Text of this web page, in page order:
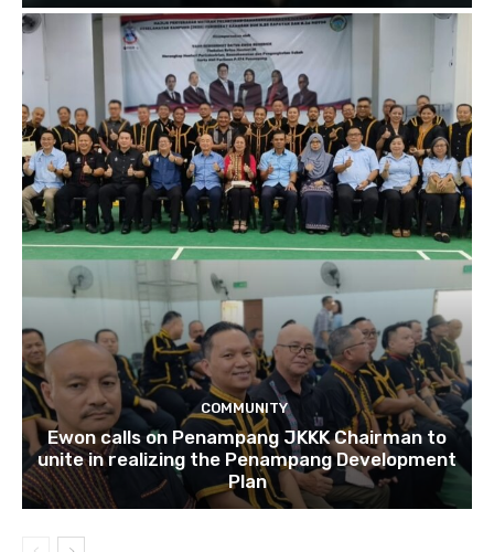
COMMUNITY
Ewon calls on Penampang JKKK Chairman to
unite in realizing the Penampang Development
Plan